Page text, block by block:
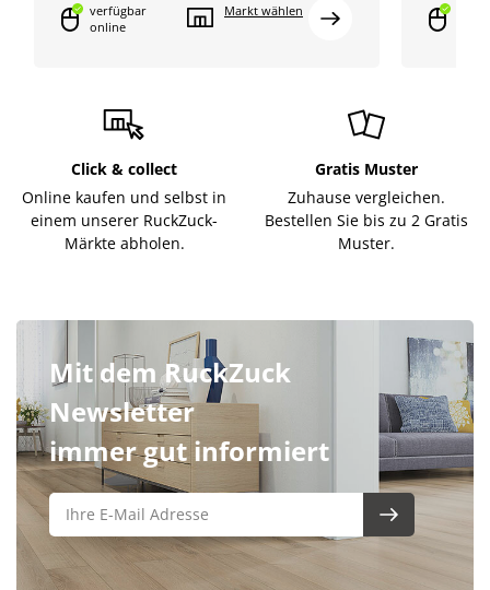
verfügbar
online
Markt wählen
Click & collect
Online kaufen und selbst in
einem unserer RuckZuck-
Märkte abholen.
Gratis Muster
Zuhause vergleichen.
Bestellen Sie bis zu 2 Gratis
Muster.
Mit dem RuckZuck
Newsletter
immer gut informiert